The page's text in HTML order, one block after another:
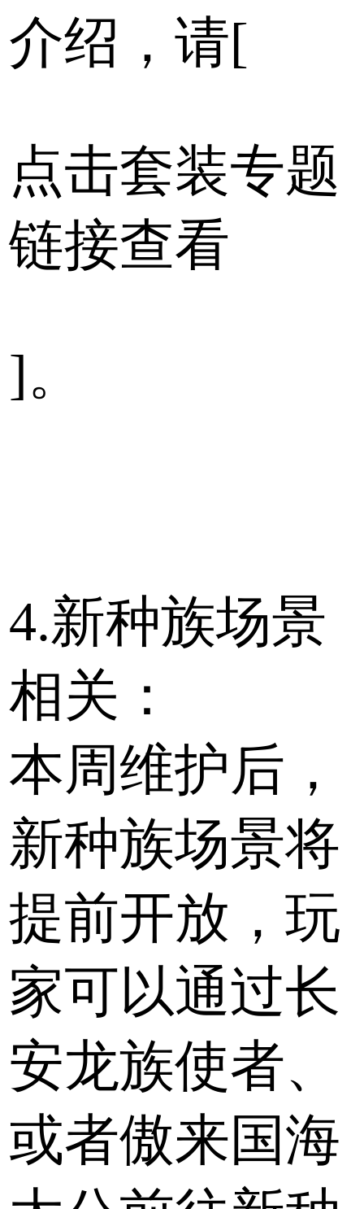
介绍，请[
点击套装专题
链接查看
]。
4.新种族场景
相关：
本周维护后，
新种族场景将
提前开放，玩
家可以通过长
安龙族使者、
或者傲来国海